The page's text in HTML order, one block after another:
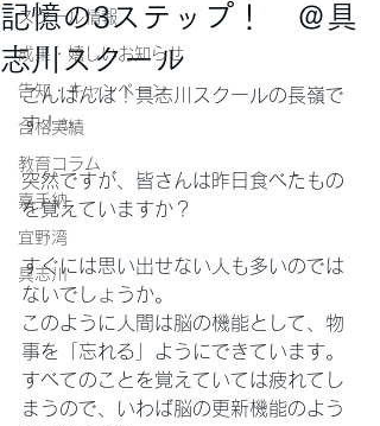
スクール情報
成果・嬉しいお知らせ
告知・キャンペーン
合格実績
教育コラム
嘉手納
宜野湾
具志川
記憶の3ステップ！ ＠具
志川スクール
こんばんは！具志川スクールの長嶺で
す！✨
突然ですが、皆さんは昨日食べたもの
を覚えていますか？
すぐには思い出せない人も多いのでは
ないでしょうか。
このように人間は脳の機能として、物
事を「忘れる」ようにできています。
すべてのことを覚えていては疲れてし
まうので、いわば脳の更新機能のよう